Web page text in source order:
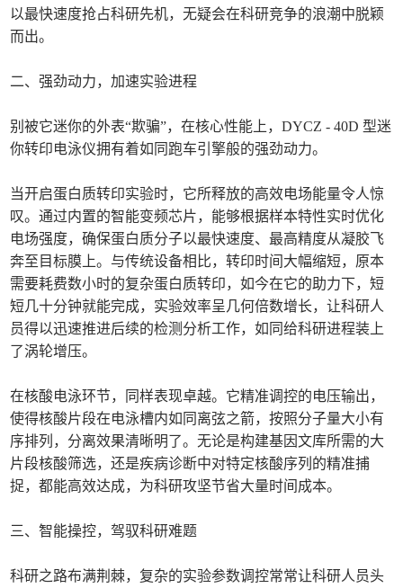
以最快速度抢占科研先机，无疑会在科研竞争的浪潮中脱颖
而出。
二、强劲动力，加速实验进程
别被它迷你的外表“欺骗”，在核心性能上，DYCZ - 40D 型迷
你转印电泳仪拥有着如同跑车引擎般的强劲动力。
当开启蛋白质转印实验时，它所释放的高效电场能量令人惊
叹。通过内置的智能变频芯片，能够根据样本特性实时优化
电场强度，确保蛋白质分子以最快速度、最高精度从凝胶飞
奔至目标膜上。与传统设备相比，转印时间大幅缩短，原本
需要耗费数小时的复杂蛋白质转印，如今在它的助力下，短
短几十分钟就能完成，实验效率呈几何倍数增长，让科研人
员得以迅速推进后续的检测分析工作，如同给科研进程装上
了涡轮增压。
在核酸电泳环节，同样表现卓越。它精准调控的电压输出，
使得核酸片段在电泳槽内如同离弦之箭，按照分子量大小有
序排列，分离效果清晰明了。无论是构建基因文库所需的大
片段核酸筛选，还是疾病诊断中对特定核酸序列的精准捕
捉，都能高效达成，为科研攻坚节省大量时间成本。
三、智能操控，驾驭科研难题
科研之路布满荆棘，复杂的实验参数调控常常让科研人员头